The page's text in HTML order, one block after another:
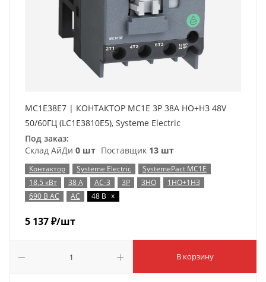
MC1E38E7 | КОНТАКТОР MC1E 3P 38A НО+НЗ 48V
50/60ГЦ (LC1E3810E5), Systeme Electric
Под заказ:
Склад АйДи 0 шт Поставщик 13 шт
Контактор Systeme Electric
SystemePact MC1E
18,5 кВт
38 А AC-3 3P 3НО
1НО+1НЗ
690 В AC
AC 48 В x
5 137₽/шт
В корзину